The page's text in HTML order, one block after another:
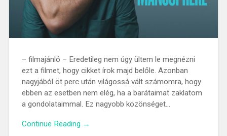
– filmajánló – Eredetileg nem úgy ültem le megnézni
ezt a filmet, hogy cikket írok majd belőle. Azonban
nagyjából öt perc után világossá vált számomra, hogy
ebben az esetben nem elég, ha a barátaimat zaklatom
a gondolataimmal. Ez nagyobb közönséget…
Continue Reading →